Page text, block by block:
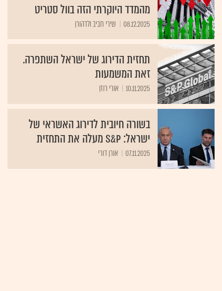
מהמדד היוקרתי הזה בוול סטריט
08.12.2025 שירי חביב ולדהורן
תחזית הדירוג של ישראל השתפרה.
זאת המשמעות
10.11.2025 אורי רוזן
בשורה חיובית לדירוג האשראי של
ישראל: S&P מעלה את התחזית
07.11.2025 אורן דורי